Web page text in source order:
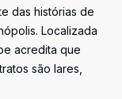
das histórias de
Localizada
acredita que
são lares,